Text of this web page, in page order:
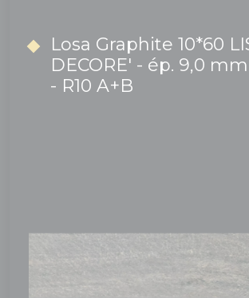
Losa Graphite 10*60
DECORE' - ép. 9,0
- R10 A+B